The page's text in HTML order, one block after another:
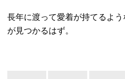
長年に渡って愛着が持てるよ
が見つかるはず。